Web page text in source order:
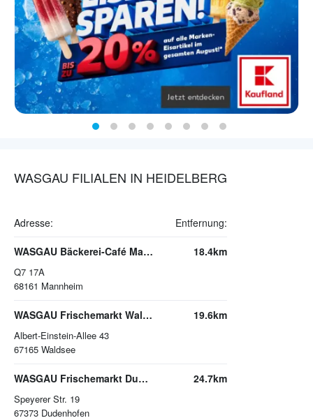
WASGAU FILIALEN IN HEIDELBERG
Adresse: Entfernung:
WASGAU Bäckerei-Café Mannheim
Q7 17A
68161 Mannheim
18.4km
WASGAU Frischemarkt Waldsee
Albert-Einstein-Allee 43
67165 Waldsee
19.6km
WASGAU Frischemarkt Dudenhofen
Speyerer Str. 19
67373 Dudenhofen
24.7km